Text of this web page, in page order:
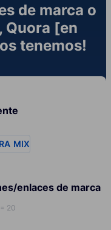
de marca o
Quora [en
tenemos!
MIX
enlaces de marca
20